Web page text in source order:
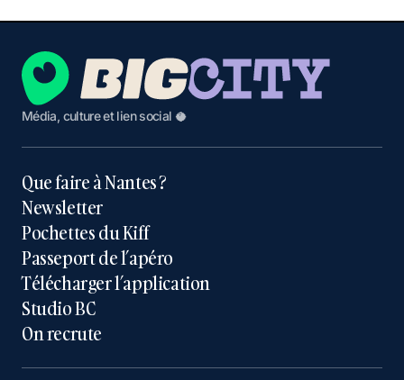
Média, culture et lien social 🥥
Que faire à Nantes ?
Newsletter
Pochettes du Kiff
Passeport de l’apéro
Télécharger l’application
Studio BC
On recrute